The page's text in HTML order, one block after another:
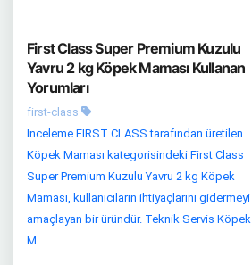
First Class Super Premium Kuzulu
Yavru 2 kg Köpek Maması Kullanan
Yorumları
first-class
İnceleme FIRST CLASS tarafından üretilen
Köpek Maması kategorisindeki First Class
Super Premium Kuzulu Yavru 2 kg Köpek
Maması, kullanıcıların ihtiyaçlarını gidermeyi
amaçlayan bir üründür. Teknik Servis Köpek
M...